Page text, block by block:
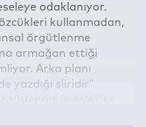
E-mail
odaklanıyor.
kullanmadan,
örgütlenme
armağan ettiği
Arka planı
yazdığı şiiridir”
ilkesini ise